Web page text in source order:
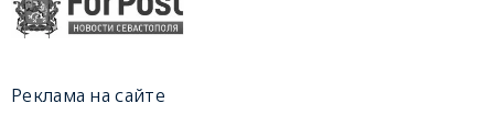
Реклама на сайте